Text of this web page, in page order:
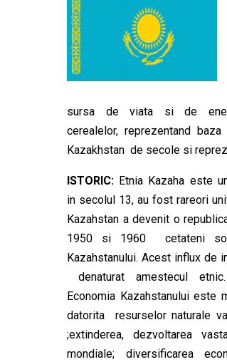
sursa de viata si de
cerealelor, reprezentand
Kazakhstan de secole si
ISTORIC: Etnia Kazaha este
in secolul 13, au fost rareori
Kazahstan a devenit o
1950 si 1960 cetateni
Kazahstanului. Acest influx de
denaturat amestecul
Economia Kazahstanului
datorita resurselor naturale
;extinderea, dezvoltarea
mondiale; diversificarea